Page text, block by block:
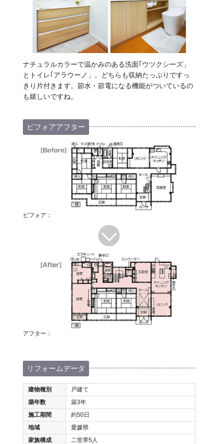
ナチュラルカラーで温かみのある洗面｢ウツクシーズ」
とトイレ｢アラウーノ」。どちらも収納たっぷりですっ
きり片付きます。節水・節電になる機能がついているの
も嬉しいですね。
ビフォアアフター
ビフォア：
アフター：
リフォームデータ
建物種別
戸建て
築年数
築3年
施工期間
約50日
地域
愛媛県
家族構成
二世帯5人